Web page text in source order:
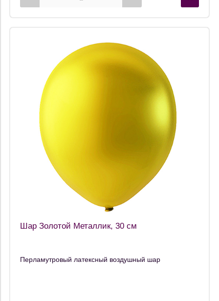
Шар Золотой Металлик, 30 см
Перламутровый латексный воздушный шар